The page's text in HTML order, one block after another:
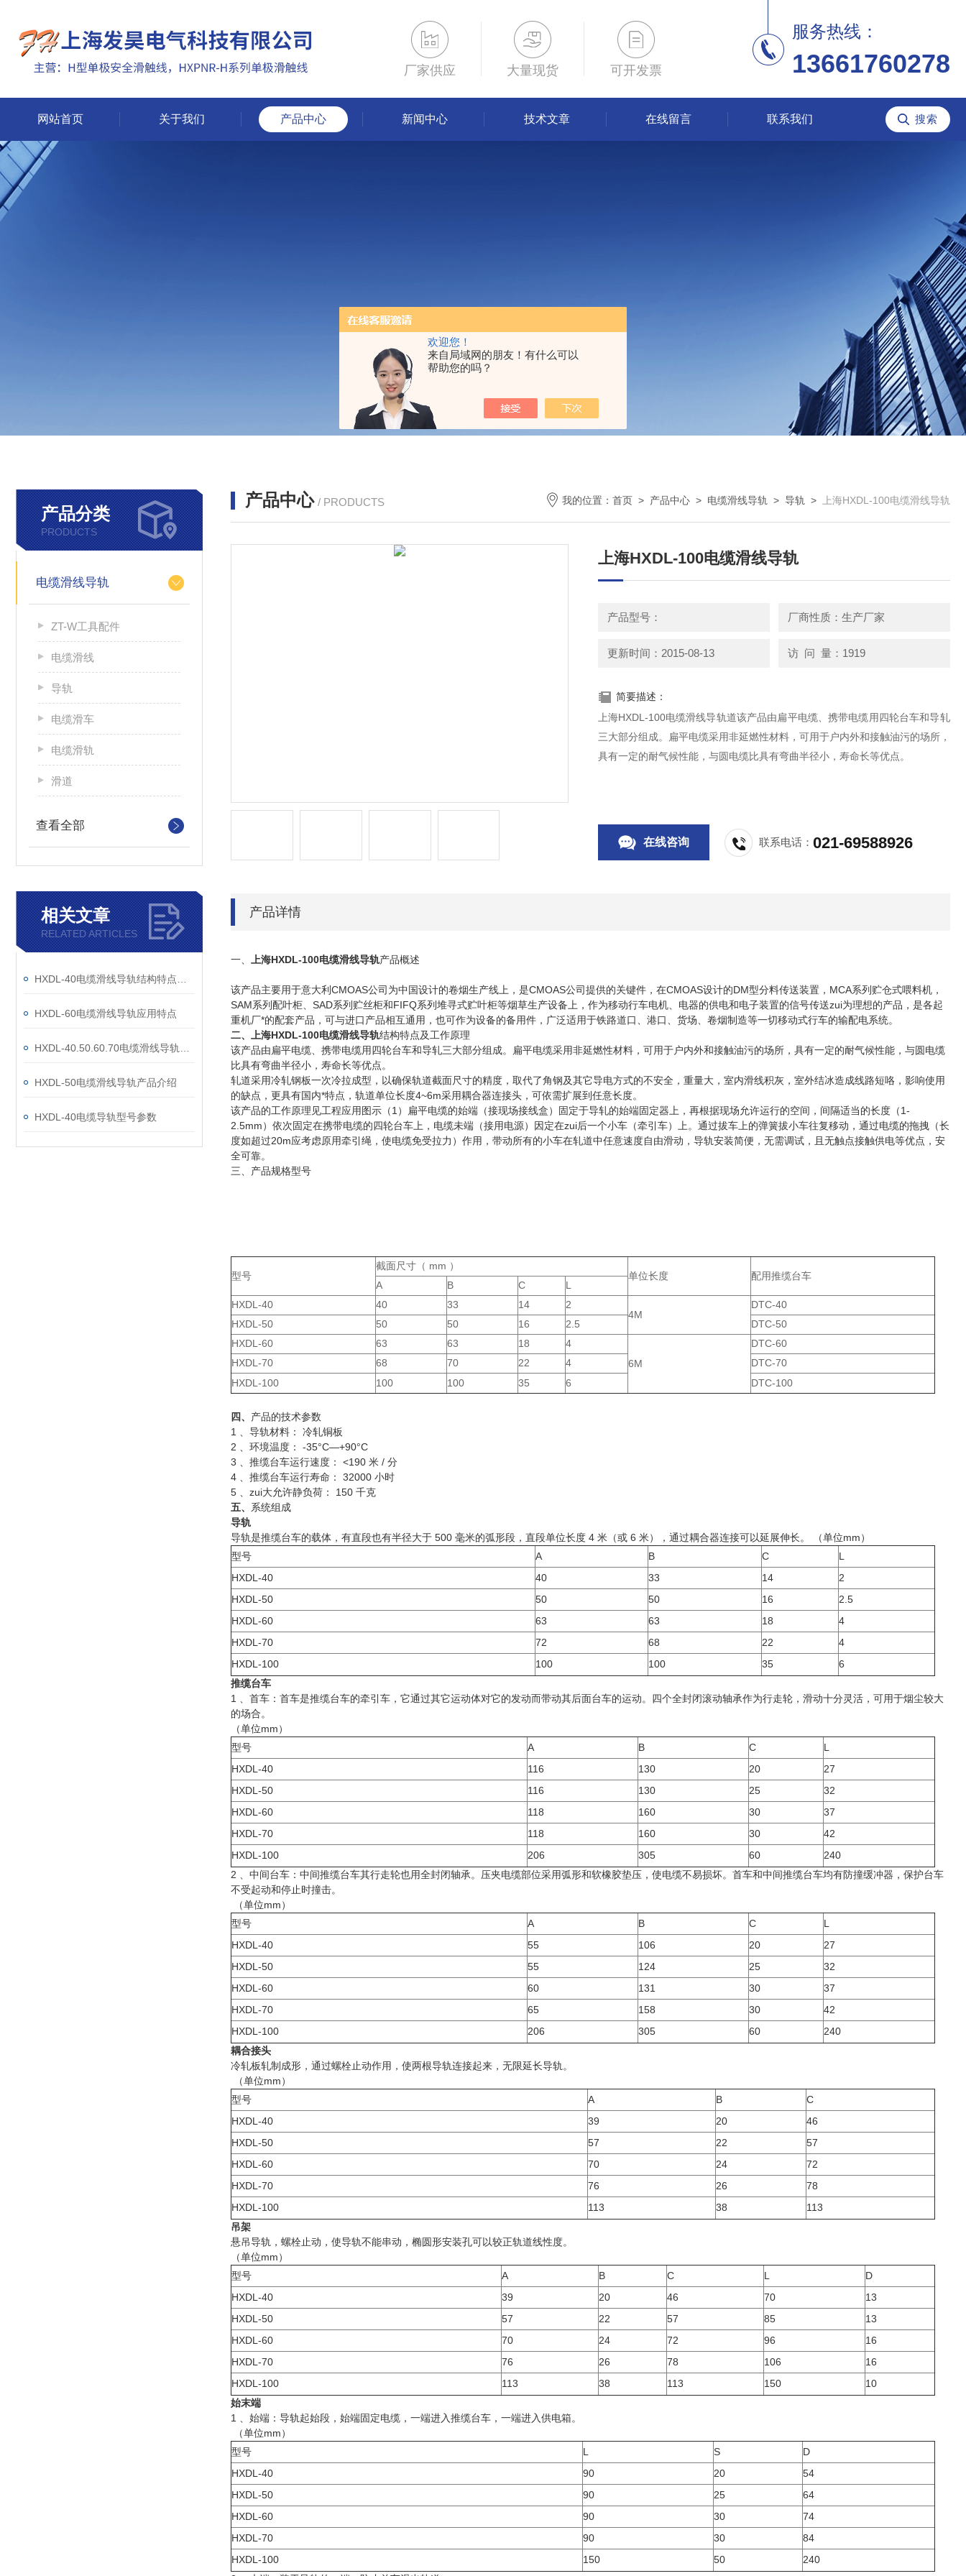
欢迎您！
来自局域网的朋友！有什么可以
帮助您的吗？
厂家供应 大量现货 可开发票
服务热线：
13661760278
网站首页 关于我们 产品中心 新闻中心 技术文章 在线留言 联系我们
产品分类
PRODUCTS
电缆滑线导轨
ZT-W工具配件
电缆滑线
导轨
电缆滑车
电缆滑轨
滑道
查看全部
相关文章
RELATED ARTICLES
HXDL-60电缆滑线导轨应用特点
HXDL-50电缆滑线导轨产品介绍
HXDL-40电缆导轨型号参数
产品中心 / PRODUCTS 我的位置： 首页 > 产品中心 > 电缆滑线导轨 > 导轨 > 上海HXDL-100电缆滑线导轨
上海HXDL-100电缆滑线导轨
产品型号： 厂商性质：生产厂家
更新时间：2015-08-13 访 问 量：1919
简要描述：
上海HXDL-100电缆滑线导轨道该产品由扁平电缆、携带电缆用四轮台车和导轧
三大部分组成。扁平电缆采用非延燃性材料，可用于户内外和接触油污的场所，
具有一定的耐气候性能，与圆电缆比具有弯曲半径小，寿命长等优点。
在线咨询 联系电话：021-69588926
产品详情
一、 上海HXDL-100电缆滑线导轨产品概述
该产品主要用于意大利CMOAS公司为中国设计的卷烟生产线上，是CMOAS公司提供的关键件，在CMOAS设计的DM型分料传送装置，MCA系列贮仓式喂料机，
SAM系列配叶柜、SAD系列贮丝柜和FIFQ系列堆寻式贮叶柜等烟草生产设备上，作为移动行车电机、电器的供电和电子装置的信号传送zui为理想的产品，是各起
重机厂*的配套产品，可与进口产品相互通用，也可作为设备的备用件，广泛适用于铁路道口、港口、货场、卷烟制造等一切移动式行车的输配电系统。
二、上海HXDL-100电缆滑线导轨结构特点及工作原理
该产品由扁平电缆、携带电缆用四轮台车和导轧三大部分组成。扁平电缆采用非延燃性材料，可用于户内外和接触油污的场所，具有一定的耐气候性能，与圆电缆
比具有弯曲半径小，寿命长等优点。
轧道采用冷轧钢板一次冷拉成型，以确保轨道截面尺寸的精度，取代了角钢及其它导电方式的不安全，重量大，室内滑线积灰，室外结冰造成线路短咯，影响使用
的缺点，更具有国内*特点，轨道单位长度4~6m采用耦合器连接头，可依需扩展到任意长度。
该产品的工作原理见工程应用图示（1）扁平电缆的始端（接现场接线盒）固定于导轧的始端固定器上，再根据现场允许运行的空间，间隔适当的长度（1-
2.5mm）依次固定在携带电缆的四轮台车上，电缆未端（接用电源）因定在zui后一个小车（牵引车）上。通过拔车上的弹簧拔小车往复移动，通过电缆的拖拽（长
度如超过20m应考虑原用牵引绳，使电缆免受拉力）作用，带动所有的小车在轧道中任意速度自由滑动，导轨安装简便，无需调试，且无触点接触供电等优点，安
全可靠。
三、 产品规格型号
型号
截面尺寸（ mm ）
单位长度
配用推缆台车
A
B C
L
HXDL-40
40 33 14
2
4M
DTC-40
HXDL-50
50 50 16 2.5
DTC-50
HXDL-60
63 63 18
4
6M
DTC-60
HXDL-70
68 70 22 4
DTC-70
HXDL-100
100 100 35 6 DTC-100
四、 产品的技术参数
1 、导轨材料： 冷轧铜板
2 、环境温度： -35°C—+90°C
3 、推缆台车运行速度： <190 米 / 分
4 、推缆台车运行寿命： 32000 小时
5 、zui大允许静负荷： 150 千克
五、 系统组成
导轨
导轨是推缆台车的载体，有直段也有半径大于 500 毫米的弧形段，直段单位长度 4 米（或 6 米），通过耦合器连接可以延展伸长。 （单位mm）
型号
A B C
L
HXDL-40
40 33 14
2
HXDL-50
50 50 16
2.5
HXDL-60
63 63 18
4
HXDL-70
72 68 22
4
HXDL-100
100 100 35
6
推缆台车
1 、首车：首车是推缆台车的牵引车，它通过其它运动体对它的发动而带动其后面台车的运动。四个全封闭滚动轴承作为行走轮，滑动十分灵活，可用于烟尘较大
的场合。
（单位mm）
型号
A B C
L
HXDL-40
116 130 20
27
HXDL-50
116 130 25
32
HXDL-60
118 160 30
37
HXDL-70
118 160 30
42
HXDL-100
206 305 60
240
2 、中间台车：中间推缆台车其行走轮也用全封闭轴承。压夹电缆部位采用弧形和软橡胶垫压，使电缆不易损坏。首车和中间推缆台车均有防撞缓冲器，保护台车
不受起动和停止时撞击。
（单位mm）
型号
A B C
L
HXDL-40
55 106 20
27
HXDL-50
55 124 25
32
HXDL-60
60 131 30
37
HXDL-70
65 158 30
42
HXDL-100
206 305 60
240
耦合接头
冷轧板轧制成形，通过螺栓止动作用，使两根导轨连接起来，无限延长导轨。
（单位mm）
型号
A B
C
HXDL-40
39 20
46
HXDL-50
57 22
57
HXDL-60
70 24
72
HXDL-70
76 26
78
HXDL-100
113 38
113
吊架
悬吊导轨，螺栓止动，使导轨不能串动，椭圆形安装孔可以较正轨道线性度。
（单位mm）
型号
A B C L
D
HXDL-40
39 20 46 70
13
HXDL-50
57 22 57 85
13
HXDL-60
70 24 72 96
16
HXDL-70
76 26 78 106
16
HXDL-100
113 38 113 150
10
始末端
1 、始端：导轨起始段，始端固定电缆，一端进入推缆台车，一端进入供电箱。
（单位mm）
型号
L S
D
HXDL-40
90 20
54
HXDL-50
90 25
64
HXDL-60
90 30
74
HXDL-70
90 30
84
HXDL-100
150 50
240